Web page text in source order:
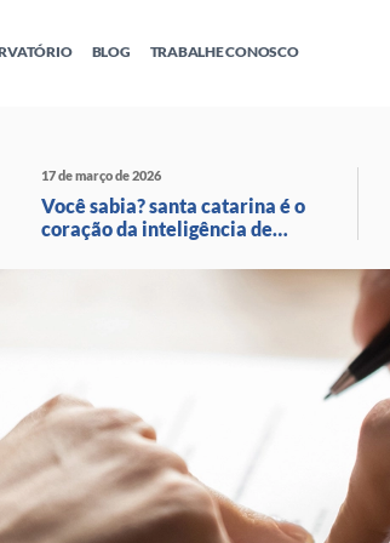
PNBOX Sebraetec Editais
BLOG TRABALHE CONOSCO
17 de março de 2026
Você sabia? santa catarina é o
coração da inteligência de